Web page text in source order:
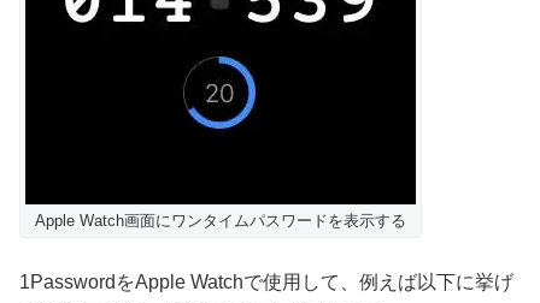
Apple Watch画面にワンタイムパスワードを表示する
1PasswordをApple Watchで使用して、例えば以下に挙げ